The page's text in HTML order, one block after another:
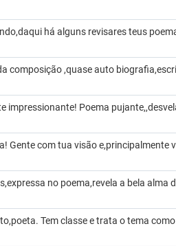
há alguns revisares teus
composição ,quase auto
impressionante! Poema
Gente com tua visão e,principalmente
no poema,revela a bela alma
Tem classe e trata o tema